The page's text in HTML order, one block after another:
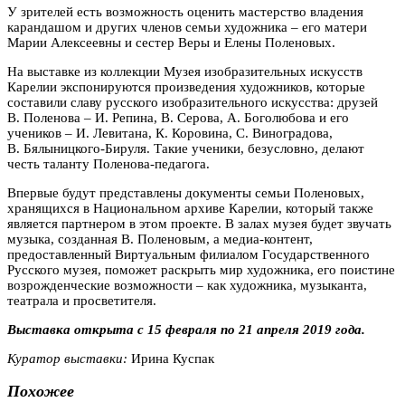
У зрителей есть возможность оценить мастерство владения
карандашом и других членов семьи художника – его матери
Марии Алексеевны и сестер Веры и Елены Поленовых.
На выставке из коллекции Музея изобразительных искусств
Карелии экспонируются произведения художников, которые
составили славу русского изобразительного искусства: друзей
В. Поленова – И. Репина, В. Серова, А. Боголюбова и его
учеников – И. Левитана, К. Коровина, С. Виноградова,
В. Бялыницкого-Бируля. Такие ученики, безусловно, делают
честь таланту Поленова-педагога.
Впервые будут представлены документы семьи Поленовых,
хранящихся в Национальном архиве Карелии, который также
является партнером в этом проекте. В залах музея будет звучать
музыка, созданная В. Поленовым, а медиа-контент,
предоставленный Виртуальным филиалом Государственного
Русского музея, поможет раскрыть мир художника, его поистине
возрожденческие возможности – как художника, музыканта,
театрала и просветителя.
Выставка открыта с 15 февраля по 21 апреля 2019 года.
Куратор выставки: Ирина Куспак
Похожее